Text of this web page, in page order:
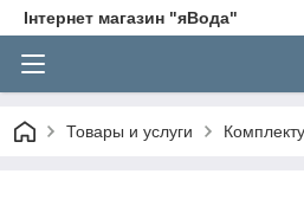
Інтернет магазин "яВода"
Товары и услуги